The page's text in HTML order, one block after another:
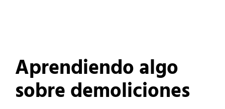
Aprendiendo algo
sobre demoliciones